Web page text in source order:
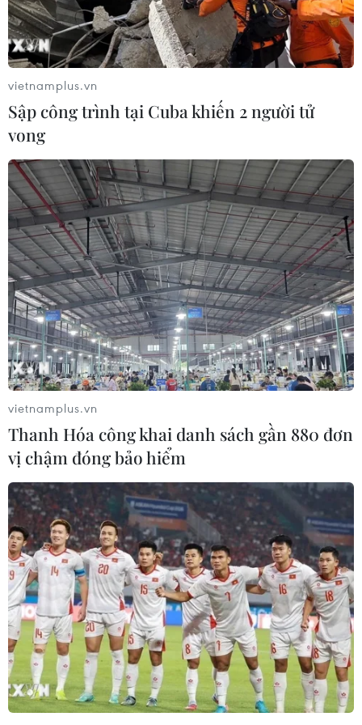
học gia đình
03/08/2026 07:04
Siết giám định, kiểm soát chặt chi
phí khám chữa bệnh bảo hiểm y tế
02/08/2026 10:10
Điều trị hiệu quả ca ung thư phổi
mang đồng thời hai đột biến gen
hiếm gặp
02/08/2026 05:58
Giao chỉ tiêu bao phủ bảo hiểm y tế
toàn quốc đạt 100% vào năm 2030
02/08/2026 04:54
Tạo đột phá từ y tế cơ sở đến phát
triển nguồn nhân lực
02/08/2026 03:25
Báo động cận thị học đường khi
nhiều trẻ giảm thị lực từ rất sớm
01/08/2026 09:31
Thành phố Hồ Chí Minh phát triển
hệ thống y tế đa tầng, đồng bộ, thống
nhất
vietnamplus.vn
Sập công trình tại Cuba khiến 2 người tử
vong
vietnamplus.vn
Thanh Hóa công khai danh sách gần 880 đơn
vị chậm đóng bảo hiểm